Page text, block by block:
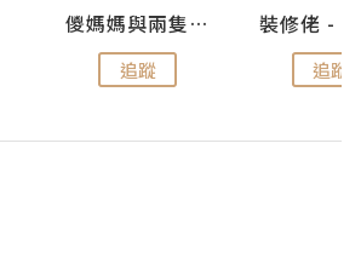
儍媽媽與兩隻小魔怪之家
追蹤 追蹤